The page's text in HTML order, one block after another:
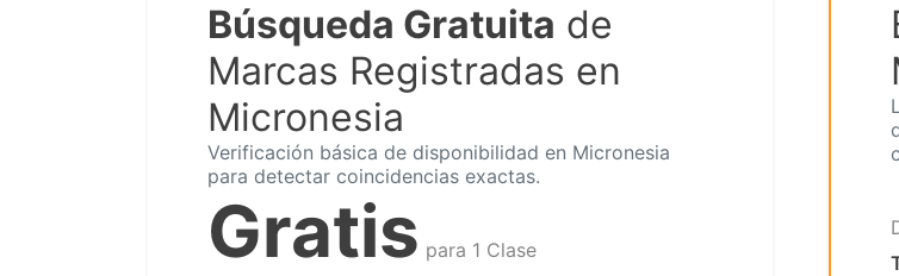
Búsqueda Gratuita de
Marcas Registradas en
Micronesia
Verificación básica de disponibilidad en Micronesia
para detectar coincidencias exactas.
Gratis para 1 Clase